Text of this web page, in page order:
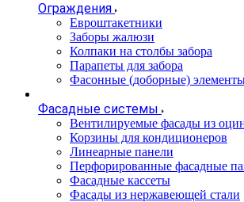
Ограждения
Евроштакетники
Заборы жалюзи
Колпаки на столбы забора
Парапеты для забора
Фасонные (доборные) элементы
Фасадные системы
Вентилируемые фасады из
Корзины для кондиционеров
Линеарные панели
Перфорированные фасадные
Фасадные кассеты
Фасады из нержавеющей стали